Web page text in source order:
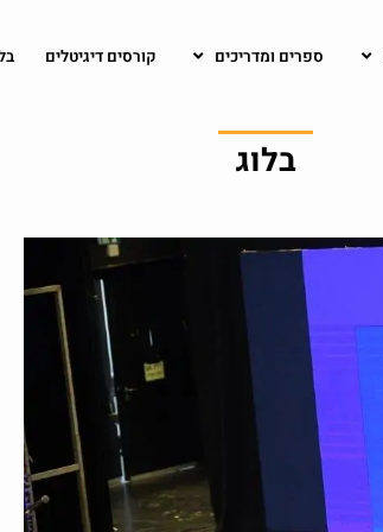
ספרים ומדריכים קורסים דיגיטלים
בלוג